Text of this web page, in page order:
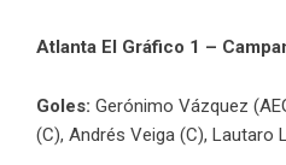
Atlanta El Gráfico 1 –
Goles: Gerónimo Vázquez
(C), Andrés Veiga (C), Lautaro